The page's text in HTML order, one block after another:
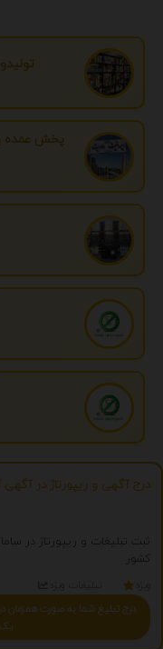
پخش عمده
درج آگهی و ریپورتاژ در آگهی
ثبت تبلیغات و ریپورتاژ در
کشور